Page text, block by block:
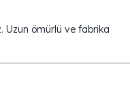
Uzun ömürlü ve fabrika